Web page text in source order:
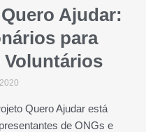
Ajudar:
para
Voluntários
Quero Ajudar está
de ONGs e